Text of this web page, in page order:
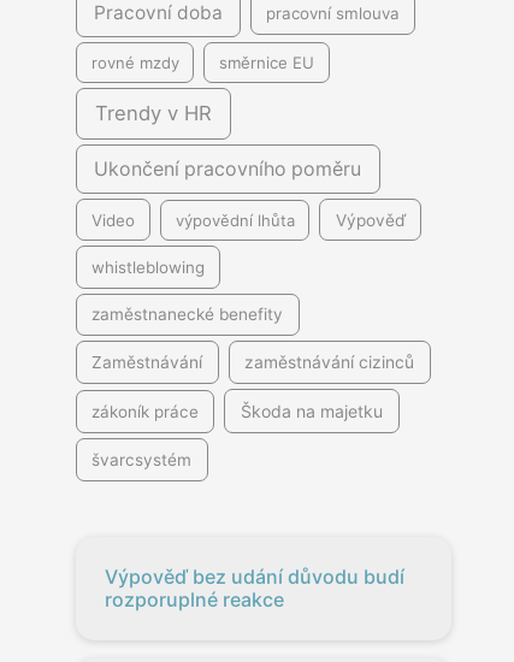
Pracovní doba pracovní smlouva
rovné mzdy směrnice EU
Trendy v HR
Ukončení pracovního poměru
Video výpovědní lhůta Výpověď
whistleblowing
zaměstnanecké benefity
Zaměstnávání zaměstnávání cizinců
zákoník práce Škoda na majetku
švarcsystém
Výpověď bez udání důvodu budí
rozporuplné reakce